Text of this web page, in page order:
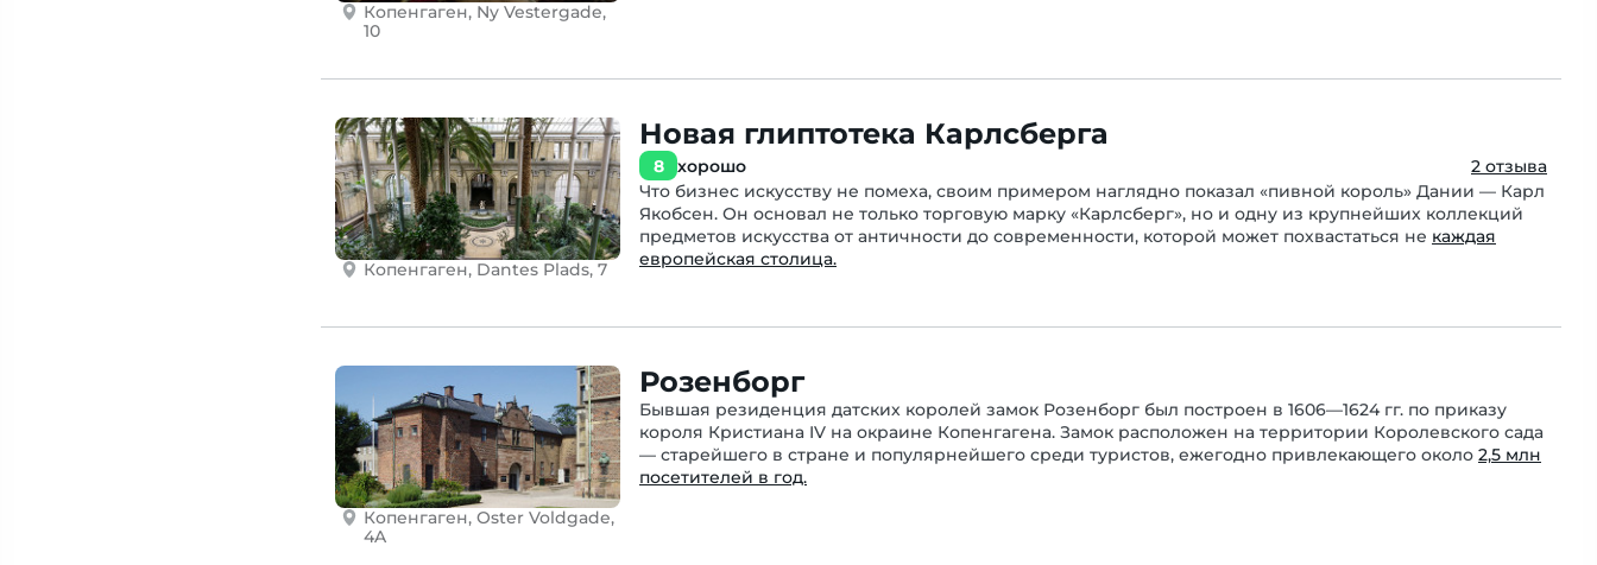
Копенгаген, Ny Vestergade,
10
Копенгаген, Dantes Plads, 7
Новая глиптотека Карлсберга
8 хорошо
2 отзыва
Что бизнес искусству не помеха, своим примером наглядно показал «пивной король» Дании — Карл
Якобсен. Он основал не только торговую марку «Карлсберг», но и одну из крупнейших коллекций
предметов искусства от античности до современности, которой может похвастаться не каждая
европейская столица.
Копенгаген, Oster Voldgade,
4A
Розенборг
Бывшая резиденция датских королей замок Розенборг был построен в 1606—1624 гг. по приказу
короля Кристиана IV на окраине Копенгагена. Замок расположен на территории Королевского сада
— старейшего в стране и популярнейшего среди туристов, ежегодно привлекающего около 2,5 млн
посетителей в год.